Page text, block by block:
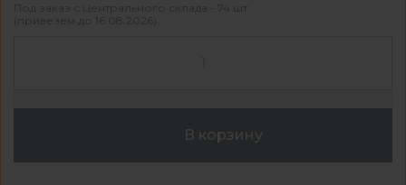
Под заказ с Центрального склада - 74 шт
(привезем до 16.08.2026)
В корзину